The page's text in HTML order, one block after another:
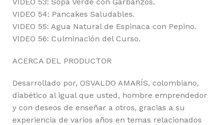
VIDEO 54: Pancakes Saludables.
VIDEO 55: Agua Natural de Espinaca con Pepino.
VIDEO 56: Culminación del Curso.
ACERCA DEL PRODUCTOR
Desarrollado por, OSVALDO AMARÍS, colombiano,
diabético al igual que usted, hombre emprendedor
y con deseos de enseñar a otros, gracias a su
experiencia de varios años en temas relacionados